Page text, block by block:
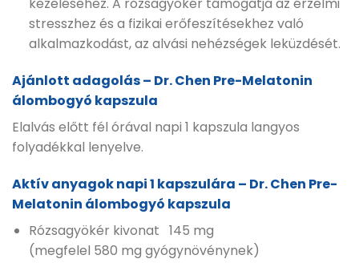
kezeléséhez. A rózsagyökér támogatja az érzelmi
stresszhez és a fizikai erőfeszítésekhez való
alkalmazkodást, az alvási nehézségek leküzdését.
Ajánlott adagolás – Dr. Chen Pre-Melatonin
álombogyó kapszula
Elalvás előtt fél órával napi 1 kapszula langyos
folyadékkal lenyelve.
Aktív anyagok napi 1 kapszulára – Dr. Chen Pre-
Melatonin álombogyó kapszula
Rózsagyökér kivonat 145 mg
(megfelel 580 mg gyógynövénynek)